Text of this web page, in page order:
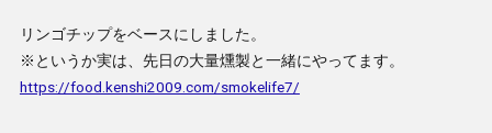
リンゴチップをベースにしました。
※というか実は、先日の大量燻製と一緒にやってます。
https://food.kenshi2009.com/smokelife7/